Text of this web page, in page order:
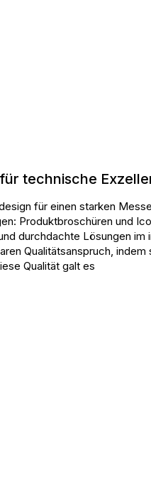
technische
für einen starken
Produktbroschüren und
durchdachte Lösungen
Qualitätsanspruch,
Qualität galt es